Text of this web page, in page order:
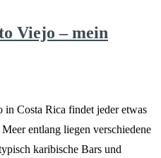
Viejo – mein
Costa Rica findet jeder etwas
entlang liegen verschiedene
karibische Bars und